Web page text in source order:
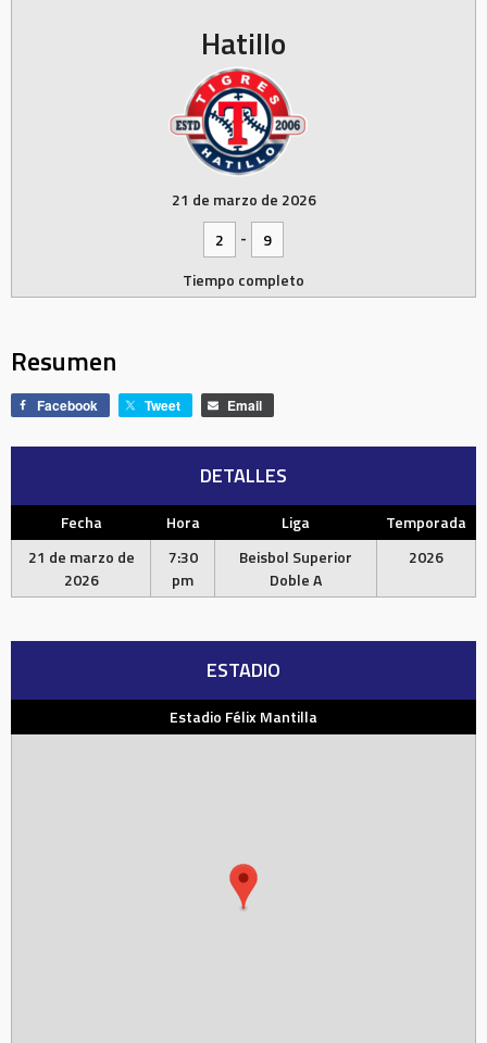
Hatillo
21 de marzo de 2026
2
-
9
Tiempo completo
Resumen
Facebook Tweet Email
DETALLES
Fecha Hora Liga
Temporada
21 de marzo de
2026
7:30
pm
Beisbol Superior
Doble A
2026
ESTADIO
Estadio Félix Mantilla